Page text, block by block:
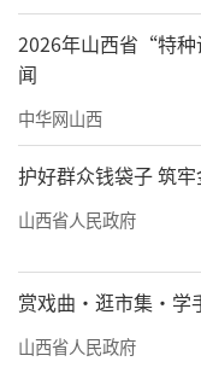
化、悠久绵长的
化、和谐共生的
化、绚丽多彩
色文化等，而非
分。
“民歌海洋
乡”……都是山
风”“魏风”发展
歌，已经收集民
2026年山西省“特
闻
中华网山西
护好群众钱袋子 筑
山西省人民政府
赏戏曲·逛市集·学
山西省人民政府